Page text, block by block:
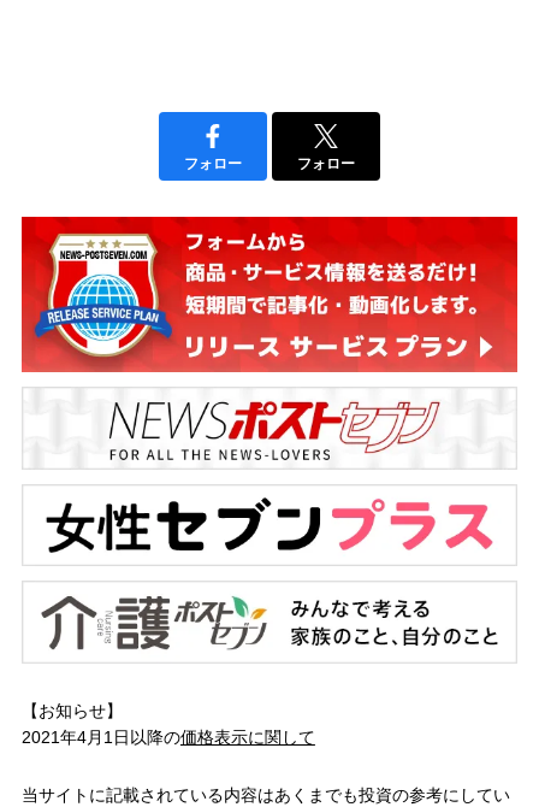
フォロー フォロー
【お知らせ】
2021年4月1日以降の価格表示に関して
当サイトに記載されている内容はあくまでも投資の参考にしてい